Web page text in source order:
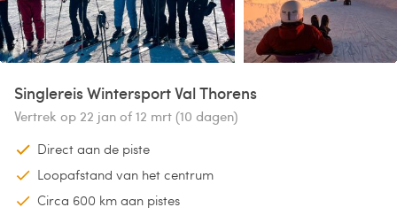
Singlereis Wintersport Val Thorens
Vertrek op 22 jan of 12 mrt (10 dagen)
Direct aan de piste
Loopafstand van het centrum
Circa 600 km aan pistes